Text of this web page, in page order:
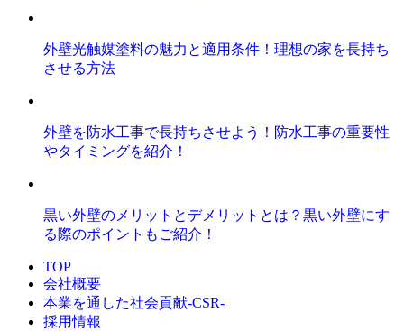
外壁光触媒塗料の魅力と適用条件！理想の家を長持ち
させる方法
外壁を防水工事で長持ちさせよう！防水工事の重要性
やタイミングを紹介！
黒い外壁のメリットとデメリットとは？黒い外壁にす
る際のポイントもご紹介！
TOP
会社概要
本業を通した社会貢献-CSR-
採用情報